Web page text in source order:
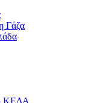
Γάζα
ΚΕΔΑ